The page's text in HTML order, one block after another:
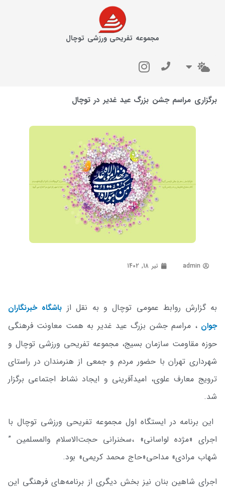
مجموعه تفریحی ورزشی توچال
برگزاری مراسم جشن بزرگ عید غدیر در توچال
admin تیر 18, 1402
به گزارش روابط عمومی توچال و به نقل از باشگاه خبرنگاران
جوان ، مراسم جشن بزرگ عید غدیر به همت معاونت فرهنگی
حوزه مقاومت سازمان بسیج، مجموعه تفریحی ورزشی توچال و
شهرداری تهران با حضور مردم و جمعی از هنرمندان در راستای
ترویج معارف علوی، امیدآفرینی و ایجاد نشاط اجتماعی برگزار
شد.
این برنامه در ایستگاه اول مجموعه تفریحی ورزشی توچال با
اجرای «مژده لواسانی» ،سخنرانی حجت‌الاسلام والمسلمین ”
شهاب مرادی» مداحی«حاج محمد کریمی» بود.
اجرای شاهین بنان نیز بخش دیگری از برنامه‌های فرهنگی این